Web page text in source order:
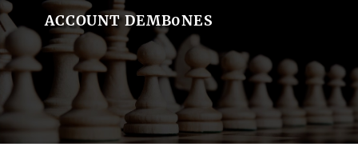
ACCOUNT DEMB0NES